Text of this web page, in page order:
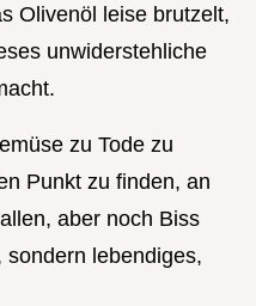
Olivenöl leise brutzelt,
unwiderstehliche
zu Tode zu
Punkt zu finden, an
aber noch Biss
lebendiges,